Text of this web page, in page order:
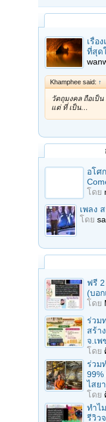
เรื่อ
ที่สุด
Khamphee said: ↑
วัตถุมงคล ถือเป็น
แต่ ที่ เป็น…
อโศ
โดย
เพลง
โดย
ฟรี
(บอ
โดย
ร่วม
สร้า
จ.เ
โดย
ร่วม
ไสย
โดย
ทำไ
รีวิว